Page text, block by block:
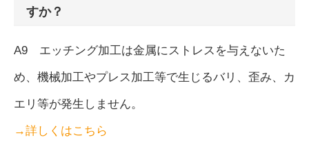
すか？
A9 エッチング加工は金属にストレスを与えないた
め、機械加工やプレス加工等で生じるバリ、歪み、カ
エリ等が発生しません。
→詳しくはこちら